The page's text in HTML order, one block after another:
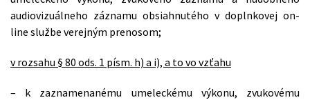
audiovizuálneho záznamu obsiahnutého v doplnkovej on-
line službe verejným prenosom;
v rozsahu § 80 ods. 1 písm. h) a i), a to vo vzťahu
– k zaznamenanému umeleckému výkonu, zvukovému